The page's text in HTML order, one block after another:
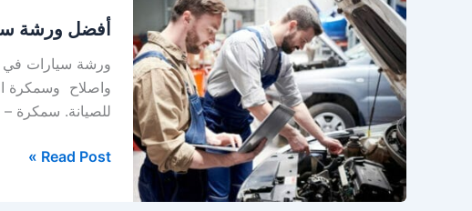
أفضل ورشة
ورشة سيارات في
واصلاح وسمكرة
للصيانة. سمكرة
ورشة
في
الدمام
الخبر
Read Post »